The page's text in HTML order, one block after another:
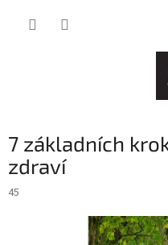
7 základních
zdraví
45